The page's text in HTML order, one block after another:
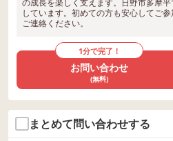
の成長を楽しく支えます。日野市多摩
しています。初めての方も安心してご参
ご連絡ください。
1分で完了！
お問い合わせ
(無料)
まとめて問い合わせする